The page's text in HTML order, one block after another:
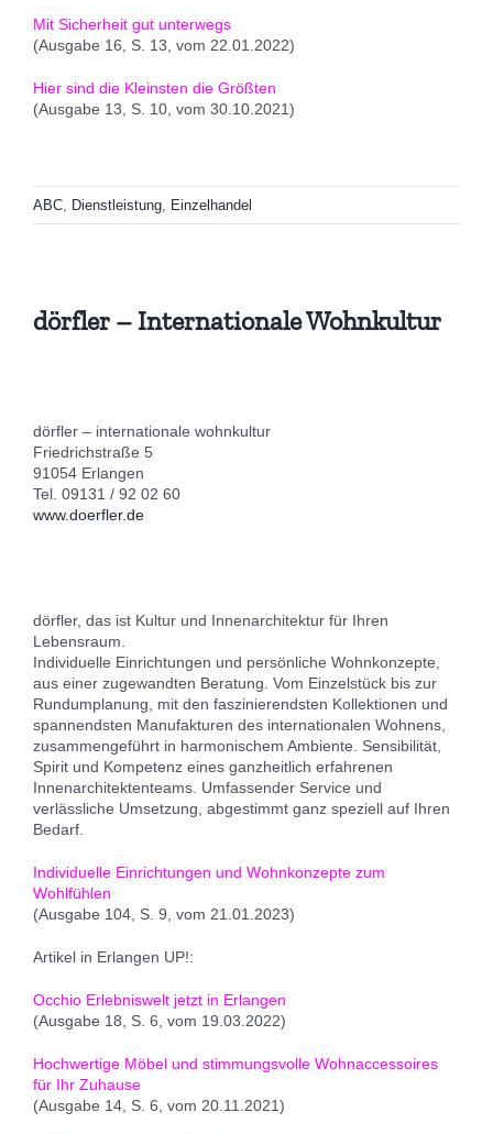
Mit Sicherheit gut unterwegs
(Ausgabe 16, S. 13, vom 22.01.2022)
Hier sind die Kleinsten die Größten
(Ausgabe 13, S. 10, vom 30.10.2021)
ABC Dienstleistung Einzelhandel
dörfler – Internationale Wohnkultur
dörfler – internationale wohnkultur
Friedrichstraße 5
91054 Erlangen
Tel. 09131 / 92 02 60
www.doerfler.de
dörfler, das ist Kultur und Innenarchitektur für Ihren
Lebensraum.
Individuelle Einrichtungen und persönliche Wohnkonzepte,
aus einer zugewandten Beratung. Vom Einzelstück bis zur
Rundumplanung, mit den faszinierendsten Kollektionen und
spannendsten Manufakturen des internationalen Wohnens,
zusammengeführt in harmonischem Ambiente. Sensibilität,
Spirit und Kompetenz eines ganzheitlich erfahrenen
Innenarchitektenteams. Umfassender Service und
verlässliche Umsetzung, abgestimmt ganz speziell auf Ihren
Bedarf.
Individuelle Einrichtungen und Wohnkonzepte zum
Wohlfühlen
(Ausgabe 104, S. 9, vom 21.01.2023)
Artikel in Erlangen UP!:
Occhio Erlebniswelt jetzt in Erlangen
(Ausgabe 18, S. 6, vom 19.03.2022)
Hochwertige Möbel und stimmungsvolle Wohnaccessoires
für Ihr Zuhause
(Ausgabe 14, S. 6, vom 20.11.2021)